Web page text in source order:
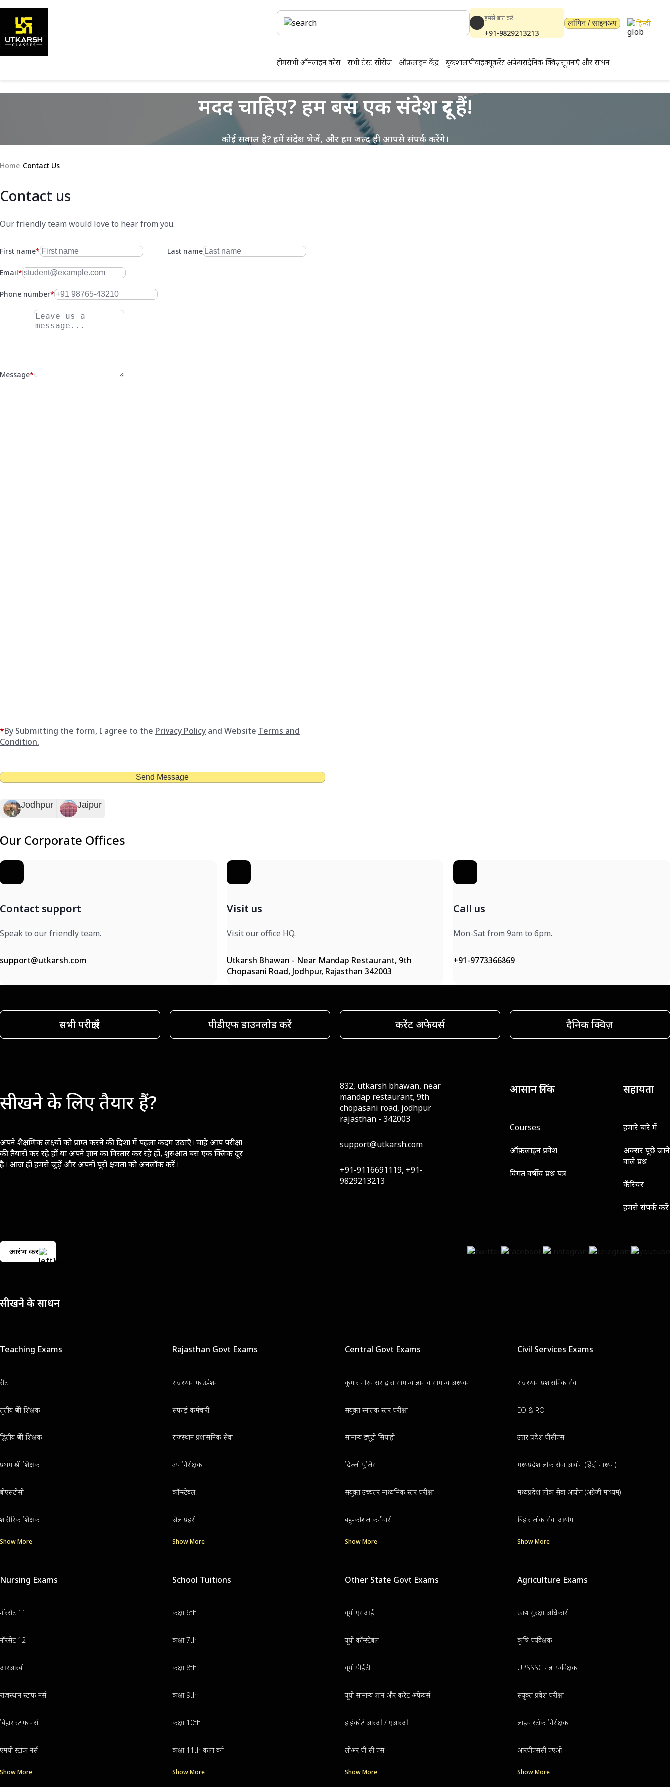
हमसे बात करें
+91-9829213213
लॉगिन / साइनअप हिन्दी
होमसभी ऑनलाइन कोर्स सभी टेस्ट सीरीज ऑफ़लाइन केंद्र बुकशालापीवाईक्यूकरेंट अफेयर्सदैनिक क्विज़सूचनाएँ और साधन
मदद चाहिए? हम बस एक संदेश दूर हैं!
कोई सवाल है? हमें संदेश भेजें, और हम जल्द ही आपसे संपर्क करेंगे।
Home Contact Us
Contact us
Our friendly team would love to hear from you.
First name* Last name
Email*
Phone number*
Message*
*By Submitting the form, I agree to the Privacy Policy and Website Terms and
Condition.
Send Message
Jodhpur Jaipur
Our Corporate Offices
Contact support
Speak to our friendly team.
support@utkarsh.com
Visit us
Visit our office HQ.
Utkarsh Bhawan - Near Mandap Restaurant, 9th
Chopasani Road, Jodhpur, Rajasthan 342003
Call us
Mon-Sat from 9am to 6pm.
+91-9773366869
सभी परीक्षाएँ पीडीएफ डाउनलोड करें करेंट अफेयर्स दैनिक क्विज़
सीखने के लिए तैयार हैं?
अपने शैक्षणिक लक्ष्यों को प्राप्त करने की दिशा में पहला कदम उठाएँ। चाहे आप परीक्षा
की तैयारी कर रहे हों या अपने ज्ञान का विस्तार कर रहे हों, शुरुआत बस एक क्लिक दूर
है। आज ही हमसे जुड़ें और अपनी पूरी क्षमता को अनलॉक करें।
832, utkarsh bhawan, near
mandap restaurant, 9th
chopasani road, jodhpur
rajasthan - 342003
support@utkarsh.com
+91-9116691119, +91-
9829213213
आसान लिंक
Courses
ऑफ़लाइन प्रवेश
विगत वर्षीय प्रश्न पत्र
सहायता
हमारे बारे में
अक्सर पूछे जाने
वाले प्रश्न
कॅरियर
हमसे संपर्क करें
आरंभ करें
सीखने के साधन
Teaching Exams
रीट
तृतीय श्रेणी शिक्षक
द्वितीय श्रेणी शिक्षक
प्रथम श्रेणी शिक्षक
बीएसटीसी
शारीरिक शिक्षक
Show More
Rajasthan Govt Exams
राजस्थान फाउंडेशन
सफाई कर्मचारी
राजस्थान प्रशासनिक सेवा
उप निरीक्षक
कॉन्स्टेबल
जेल प्रहरी
Show More
Central Govt Exams
कुमार गौरव सर द्वारा सामान्य ज्ञान व सामान्य अध्ययन
संयुक्त स्नातक स्तर परीक्षा
सामान्य ड्यूटी सिपाही
दिल्ली पुलिस
संयुक्त उच्चतर माध्यमिक स्तर परीक्षा
बहु-कौशल कर्मचारी
Show More
Civil Services Exams
राजस्थान प्रशासनिक सेवा
EO & RO
उत्तर प्रदेश पीसीएस
मध्यप्रदेश लोक सेवा आयोग (हिंदी माध्यम)
मध्यप्रदेश लोक सेवा आयोग (अंग्रेजी माध्यम)
बिहार लोक सेवा आयोग
Show More
Nursing Exams
नॉरसेट 11
नॉरसेट 12
आरआरबी
राजस्थान स्टाफ नर्स
बिहार स्टाफ नर्स
एमपी स्टाफ नर्स
Show More
School Tuitions
कक्षा 6th
कक्षा 7th
कक्षा 8th
कक्षा 9th
कक्षा 10th
कक्षा 11th कला वर्ग
Show More
Other State Govt Exams
यूपी एसआई
यूपी कॉन्स्टेबल
यूपी पीईटी
यूपी सामान्य ज्ञान और करेंट अफेयर्स
हाईकोर्ट आरओ / एआरओ
लोअर पी सी एस
Show More
Agriculture Exams
खाद्य सुरक्षा अधिकारी
कृषि पर्यवेक्षक
UPSSSC गन्ना पर्यवेक्षक
संयुक्त प्रवेश परीक्षा
लाइव स्टॉक निरीक्षक
आरपीएससी एएओ
Show More